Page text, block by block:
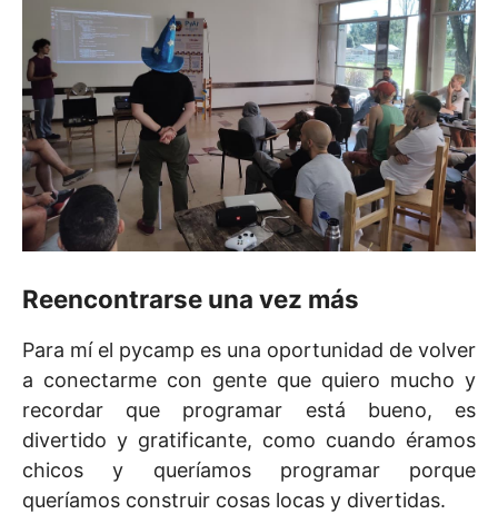
Reencontrarse una vez más
Para mí el pycamp es una oportunidad de volver
a conectarme con gente que quiero mucho y
recordar que programar está bueno, es
divertido y gratificante, como cuando éramos
chicos y queríamos programar porque
queríamos construir cosas locas y divertidas.